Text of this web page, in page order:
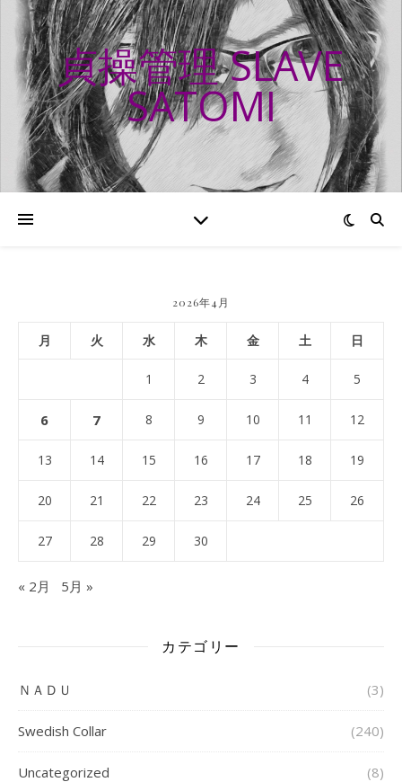
貞操管理 SLAVE
SATOMI
2026年4月
月 火 水 木 金 土 日
1 2 3 4 5
6 7 8 9 10 11 12
13 14 15 16 17 18 19
20 21 22 23 24 25 26
27 28 29 30
« 2月 5月 »
カテゴリー
ＮＡＤＵ (3)
Swedish Collar (240)
Uncategorized (8)